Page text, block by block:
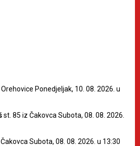
Ponedjeljak, 10. 08. 2026. u
st. 85 iz Čakovca Subota, 08. 08. 2026.
Subota, 08. 08. 2026. u 13:30